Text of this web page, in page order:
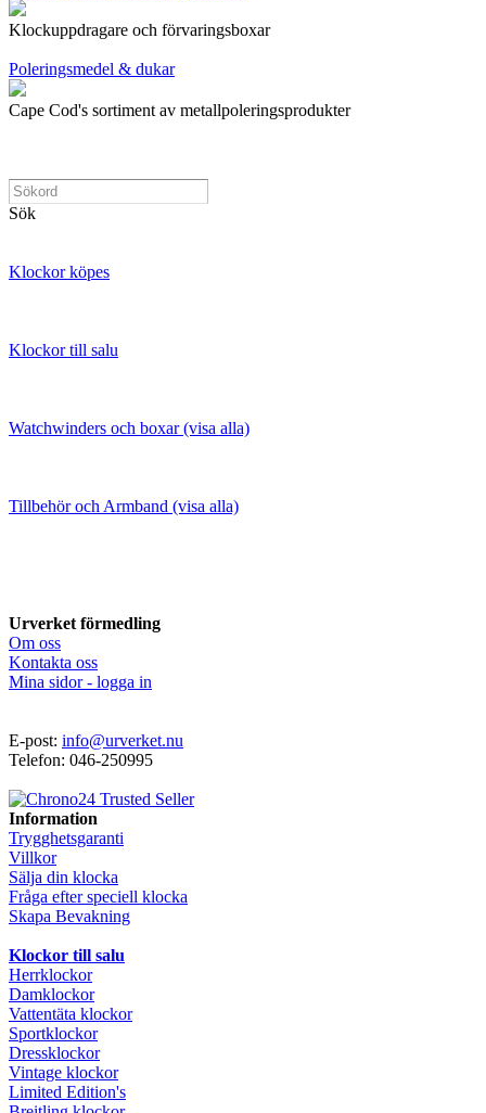
Klockuppdragare och förvaringsboxar
Poleringsmedel & dukar
Cape Cod's sortiment av metallpoleringsprodukter
Sök
Klockor köpes
Klockor till salu
Watchwinders och boxar (visa alla)
Tillbehör och Armband (visa alla)
Urverket förmedling
Om oss
Kontakta oss
Mina sidor - logga in
E-post: info@urverket.nu
Telefon: 046-250995
Information
Trygghetsgaranti
Villkor
Sälja din klocka
Fråga efter speciell klocka
Skapa Bevakning
Klockor till salu
Herrklockor
Damklockor
Vattentäta klockor
Sportklockor
Dressklockor
Vintage klockor
Limited Edition's